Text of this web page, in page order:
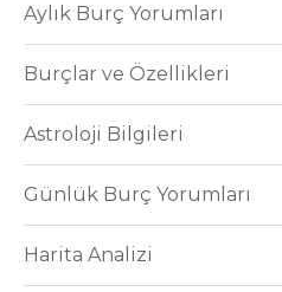
Aylık Burç Yorumları
Burçlar ve Özellikleri
Astroloji Bilgileri
Günlük Burç Yorumları
Harita Analizi